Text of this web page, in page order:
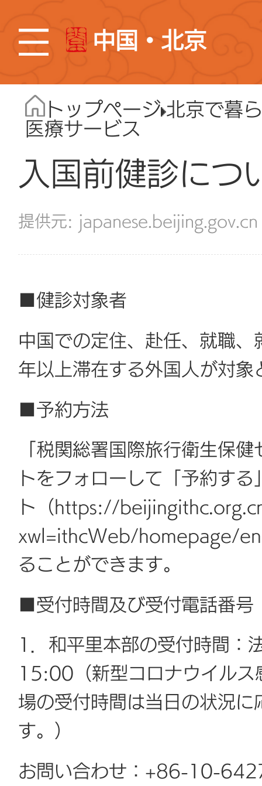
中国・北京
トップページ 北京で暮
医療サービス
入国前健診につ
japanese.beijing.gov.cn
■健診対象者
中国での定住、赴任、就職
年以上滞在する外国人が対象
■予約方法
「税関総署国際旅行衛生保
トをフォローして「予約す
ト（https://
xwl=ithcWeb/homepage/
ることができます。
■受付時間及び受付電話番号
1．和平里本部の受付時間
15:00（新型コロナウイルス
場の受付時間は当日の状況
す。）
お問い合わせ：+86-10-